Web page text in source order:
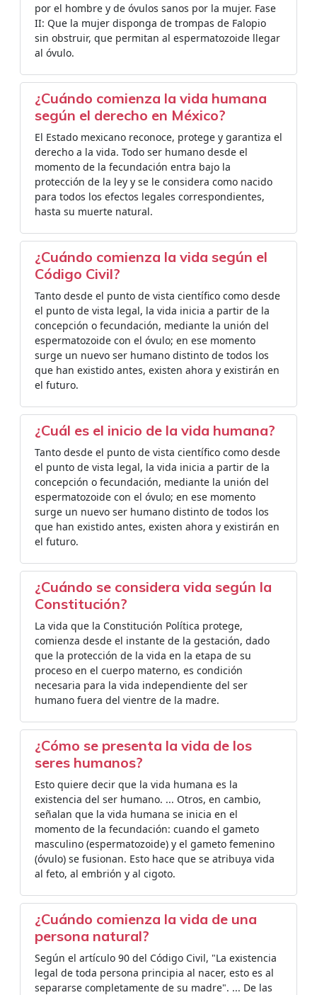
por el hombre y de óvulos sanos por la mujer. Fase
II: Que la mujer disponga de trompas de Falopio
sin obstruir, que permitan al espermatozoide llegar
al óvulo.
¿Cuándo comienza la vida humana
según el derecho en México?
El Estado mexicano reconoce, protege y garantiza el
derecho a la vida. Todo ser humano desde el
momento de la fecundación entra bajo la
protección de la ley y se le considera como nacido
para todos los efectos legales correspondientes,
hasta su muerte natural.
¿Cuándo comienza la vida según el
Código Civil?
Tanto desde el punto de vista científico como desde
el punto de vista legal, la vida inicia a partir de la
concepción o fecundación, mediante la unión del
espermatozoide con el óvulo; en ese momento
surge un nuevo ser humano distinto de todos los
que han existido antes, existen ahora y existirán en
el futuro.
¿Cuál es el inicio de la vida humana?
Tanto desde el punto de vista científico como desde
el punto de vista legal, la vida inicia a partir de la
concepción o fecundación, mediante la unión del
espermatozoide con el óvulo; en ese momento
surge un nuevo ser humano distinto de todos los
que han existido antes, existen ahora y existirán en
el futuro.
¿Cuándo se considera vida según la
Constitución?
La vida que la Constitución Política protege,
comienza desde el instante de la gestación, dado
que la protección de la vida en la etapa de su
proceso en el cuerpo materno, es condición
necesaria para la vida independiente del ser
humano fuera del vientre de la madre.
¿Cómo se presenta la vida de los
seres humanos?
Esto quiere decir que la vida humana es la
existencia del ser humano. ... Otros, en cambio,
señalan que la vida humana se inicia en el
momento de la fecundación: cuando el gameto
masculino (espermatozoide) y el gameto femenino
(óvulo) se fusionan. Esto hace que se atribuya vida
al feto, al embrión y al cigoto.
¿Cuándo comienza la vida de una
persona natural?
Según el artículo 90 del Código Civil, "La existencia
legal de toda persona principia al nacer, esto es al
separarse completamente de su madre". ... De las